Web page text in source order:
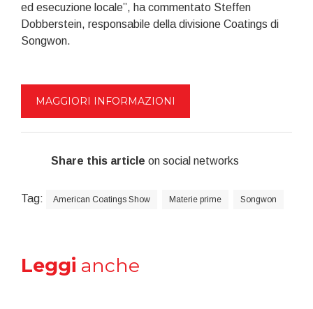
ed esecuzione locale”, ha commentato Steffen
Dobberstein, responsabile della divisione Coatings di
Songwon.
MAGGIORI INFORMAZIONI
Share this article on social networks
Tag: American Coatings Show Materie prime Songwon
Leggi anche